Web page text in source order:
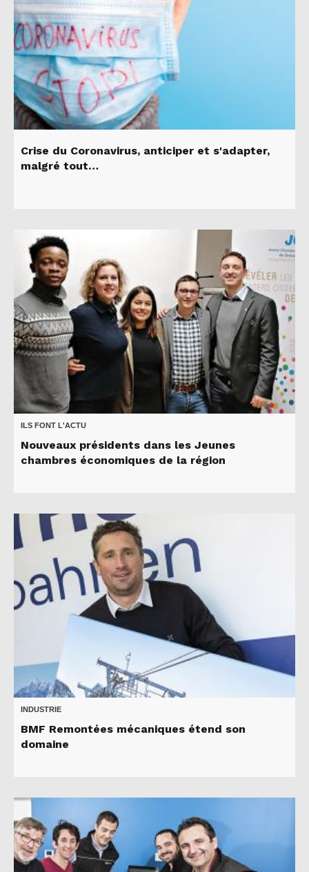
Crise du Coronavirus, anticiper et s'adapter,
malgré tout…
ILS FONT L'ACTU
Nouveaux présidents dans les Jeunes
chambres économiques de la région
INDUSTRIE
BMF Remontées mécaniques étend son
domaine